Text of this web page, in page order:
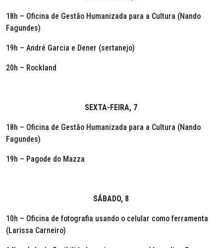
18h – Oficina de Gestão Humanizada para a Cultura (Nando
Fagundes)
19h – André Garcia e Dener (sertanejo)
20h – Rockland
SEXTA-FEIRA, 7
18h – Oficina de Gestão Humanizada para a Cultura (Nando
Fagundes)
19h – Pagode do Mazza
SÁBADO, 8
10h – Oficina de fotografia usando o celular como ferramenta
(Larissa Carneiro)